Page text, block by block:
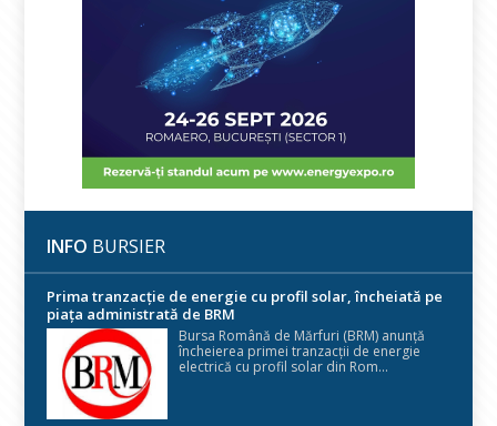
INFO BURSIER
Prima tranzacție de energie cu profil solar, încheiată pe
piața administrată de BRM
Bursa Română de Mărfuri (BRM) anunță
încheierea primei tranzacții de energie
electrică cu profil solar din Rom...